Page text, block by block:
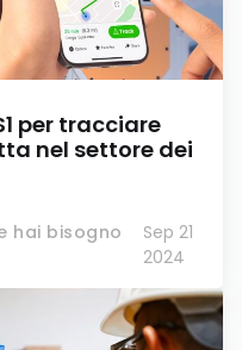
per tracciare
nel settore dei
hai bisogno
Sep 21
2024